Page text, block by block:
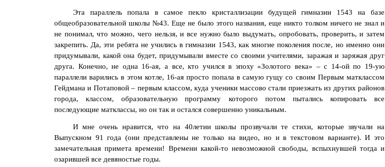
Эта параллель попала в самое пекло кристаллизации будущей гимназии 1543 на базе
общеобразовательной школы №43. Еще не было этого названия, еще никто толком ничего не знал и
не понимал, что можно, чего нельзя, и все нужно было выдумать, опробовать, проверить, и затем
закрепить. Да, эти ребята не учились в гимназии 1543, как многие поколения после, но именно они
придумывали, какой она будет, придумывали вместе со своими учителями, заражая и заряжая друг
друга. Конечно, не одна 16-ая, а все, кто учился в эпоху «Золотого века» – с 14-ой по 19-ую
параллели варились в этом котле, 16-ая просто попала в самую гущу со своим Первым матклассом
Гейдмана и Потаповой – первым классом, куда ученики массово стали приезжать из других районов
города, классом, образовательную программу которого потом пытались копировать все
последующие матклассы, но он так и остался совершенно уникальным.
И мне очень нравится, что на 40летии школы прозвучали те стихи, которые звучали на
Выпускном 91 года (они представлены не только на видео, но и в текстовом варианте). И это
замечательная примета времени! Времени какой-то невозможной свободы, вспыхнувшей тогда и
озарившей все девяностые годы.